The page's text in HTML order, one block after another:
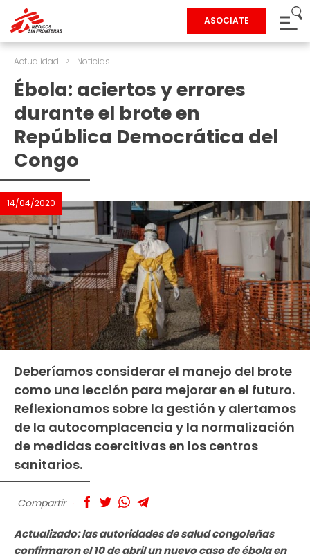
ASOCIATE
Actualidad > Noticias
Ébola: aciertos y errores
durante el brote en
República Democrática del
Congo
14/04/2020
Deberíamos considerar el manejo del brote
como una lección para mejorar en el futuro.
Reflexionamos sobre la gestión y alertamos
de la autocomplacencia y la normalización
de medidas coercitivas en los centros
sanitarios.
Compartir
Actualizado: las autoridades de salud congoleñas
confirmaron el 10 de abril un nuevo caso de ébola en